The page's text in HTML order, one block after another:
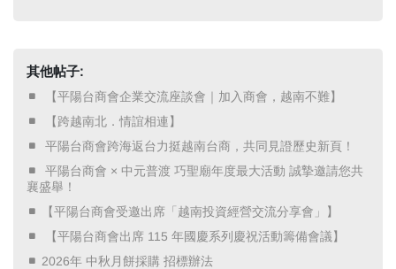
其他帖子:
​ 【平陽台商會企業交流座談會｜加入商會，越南不難】 ​
​ 【跨越南北．情誼相連】 ​
​ 平陽台商會跨海返台力挺越南台商，共同見證歷史新頁！ ​
​ 平陽台商會 × 中元普渡 巧聖廟年度最大活動 誠摯邀請您共
襄盛舉！ ​
【平陽台商會受邀出席「越南投資經營交流分享會」】
​ 【平陽台商會出席 115 年國慶系列慶祝活動籌備會議】 ​
2026年 中秋月餅採購 招標辦法